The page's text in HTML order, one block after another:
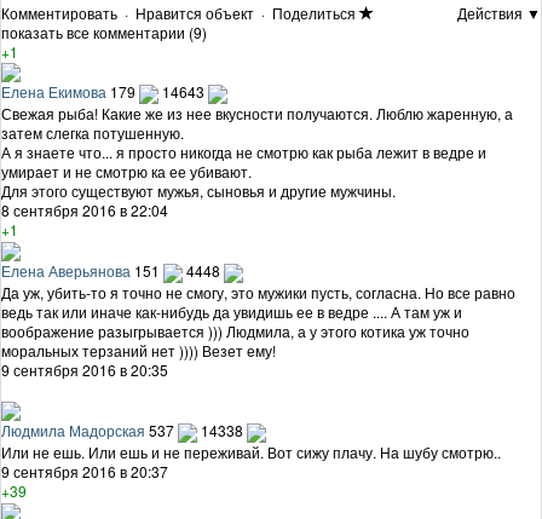
Комментировать · Нравится объект · Поделиться
Действия ▼
показать все комментарии (9)
+1
Елена Екимова 179
14643
Свежая рыба! Какие же из нее вкусности получаются. Люблю жаренную, а
затем слегка потушенную.
А я знаете что... я просто никогда не смотрю как рыба лежит в ведре и
умирает и не смотрю ка ее убивают.
Для этого существуют мужья, сыновья и другие мужчины.
8 сентября 2016 в 22:04
+1
Елена Аверьянова 151
4448
Да уж, убить-то я точно не смогу, это мужики пусть, согласна. Но все равно
ведь так или иначе как-нибудь да увидишь ее в ведре .... А там уж и
воображение разыгрывается ))) Людмила, а у этого котика уж точно
моральных терзаний нет )))) Везет ему!
9 сентября 2016 в 20:35
Людмила Мадорская 537
14338
Или не ешь. Или ешь и не переживай. Вот сижу плачу. На шубу смотрю..
9 сентября 2016 в 20:37
+39